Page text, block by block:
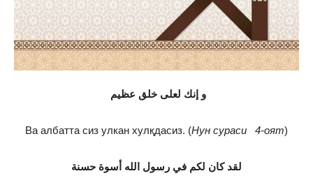
و إنك لعلى خلق عظيم
Ва албатта сиз улкан хулқдасиз. (Нун сураси 4-оят)
لقد كان لكم في رسول الله أسوة حسنة